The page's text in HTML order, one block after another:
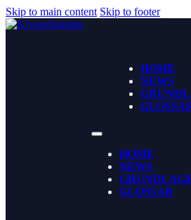
Skip to main content Skip to footer
HOME
NEWS
HOME
NEWS
GLOSSAR